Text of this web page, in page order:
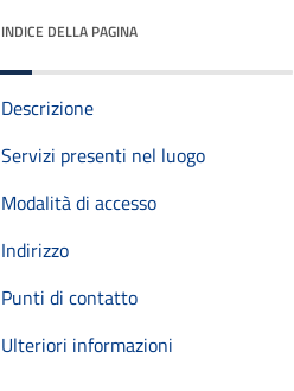
INDICE DELLA PAGINA
Descrizione
Servizi presenti nel luogo
Modalità di accesso
Indirizzo
Punti di contatto
Ulteriori informazioni